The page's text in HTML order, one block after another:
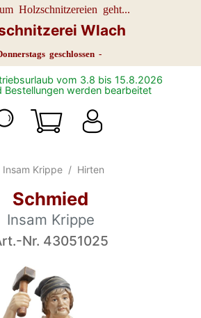
Holzschnitzereien geht...
Wlach
geschlossen -
vom 3.8 bis 15.8.2026
Bestellungen werden bearbeitet
Insam Krippe Hirten
Schmied
Insam Krippe
Nr. 43051025